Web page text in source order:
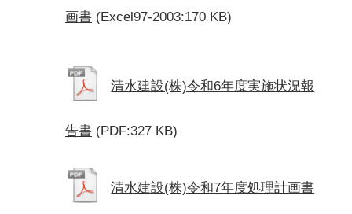
画書 (Excel97-2003:170 KB)
清水建設(株)令和6年度実施状況報
告書 (PDF:327 KB)
清水建設(株)令和7年度処理計画書